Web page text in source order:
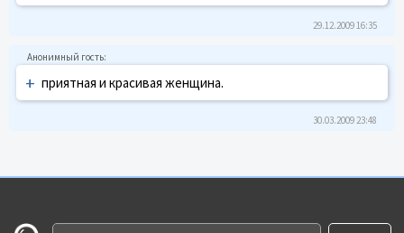
29.12.2009 16:35
+ приятная и красивая женщина.
30.03.2009 23:48